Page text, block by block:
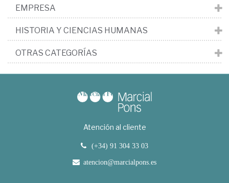
EMPRESA
HISTORIA Y CIENCIAS HUMANAS
OTRAS CATEGORÍAS
Atención al cliente
(+34) 91 304 33 03
atencion@marcialpons.es